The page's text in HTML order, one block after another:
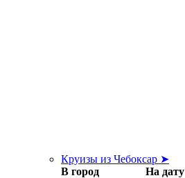
Круизы из Чебоксар ➤
В город
На дату